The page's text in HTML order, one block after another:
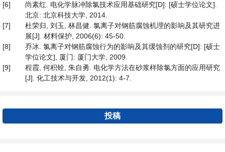
[6]
尚素红. 电化学脉冲除氯技术应用基础研究[D]: [硕士学位论文].
北京: 北京科技大学, 2014.
[7]
杜荣归, 刘玉, 林昌健. 氯离子对钢筋腐蚀机理的影响及其研究进
展[J]. 材料保护, 2006(6): 45-50.
[8]
乔冰. 氯离子对钢筋腐蚀行为的影响及其缓蚀剂的研究[D]: [硕士
学位论文], 厦门: 厦门大学, 2009.
[9]
程霞, 何积铨, 朱自勇. 电化学方法在砂浆样除氯方面的应用研究
[J]. 化工技术与开发, 2012(1): 4-7.
投稿